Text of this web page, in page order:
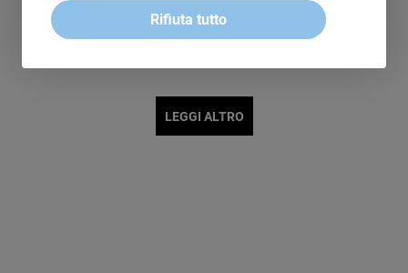
Podcast
LEGGI ALTRO
Rifiuta tutto